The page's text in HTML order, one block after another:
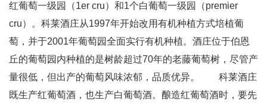
红葡萄一级园（1er cru）和1个白葡萄一级园（premier
cru）。科莱酒庄从1997年开始改用有机种植方式培植葡
萄，并于2001年葡萄园全面实行有机种植。酒庄位于伯恩
丘的葡萄园内种植的是树龄超过70年的老藤葡萄树，尽管产
量很低，但出产的葡萄风味浓郁，品质优异。 科莱酒庄
既生产红葡萄酒，也生产白葡萄酒。酿造红葡萄酒时，要先